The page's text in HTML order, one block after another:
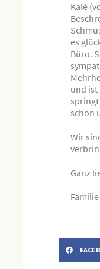
Kalé
es
Büro.
und ist
springt
schon
Wir
Ganz
Familie